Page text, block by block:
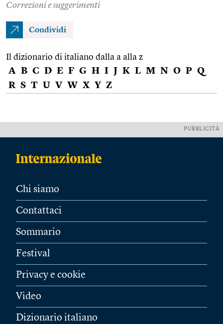
Correzioni e suggerimenti
Condividi
Il dizionario di italiano dalla a alla z
A B C D E F G H I J K L M N O P Q
R S T U V W X Y Z
PUBBLICITÀ
Chi siamo
Contattaci
Sommario
Festival
Privacy e cookie
Video
Dizionario italiano